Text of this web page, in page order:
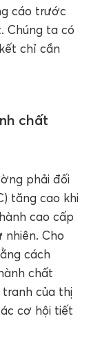
cáo trước
Chúng ta có
chỉ cần
chất
phải đối
tăng cao khi
cao cấp
Cho
cách
chất
của thị
cơ hội tiết